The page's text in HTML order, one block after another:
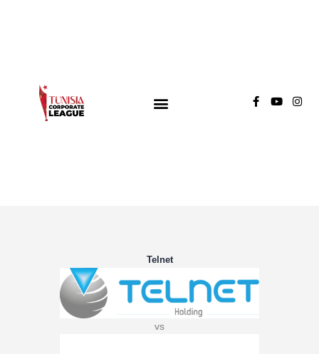
Groupe A
Telnet
vs